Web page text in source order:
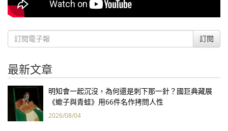
訂閱
最新文章
明知會一起沉沒，為何還是刺下那一針？國巨典藏展
《蠍子與青蛙》用66件名作拷問人性
2026/08/04